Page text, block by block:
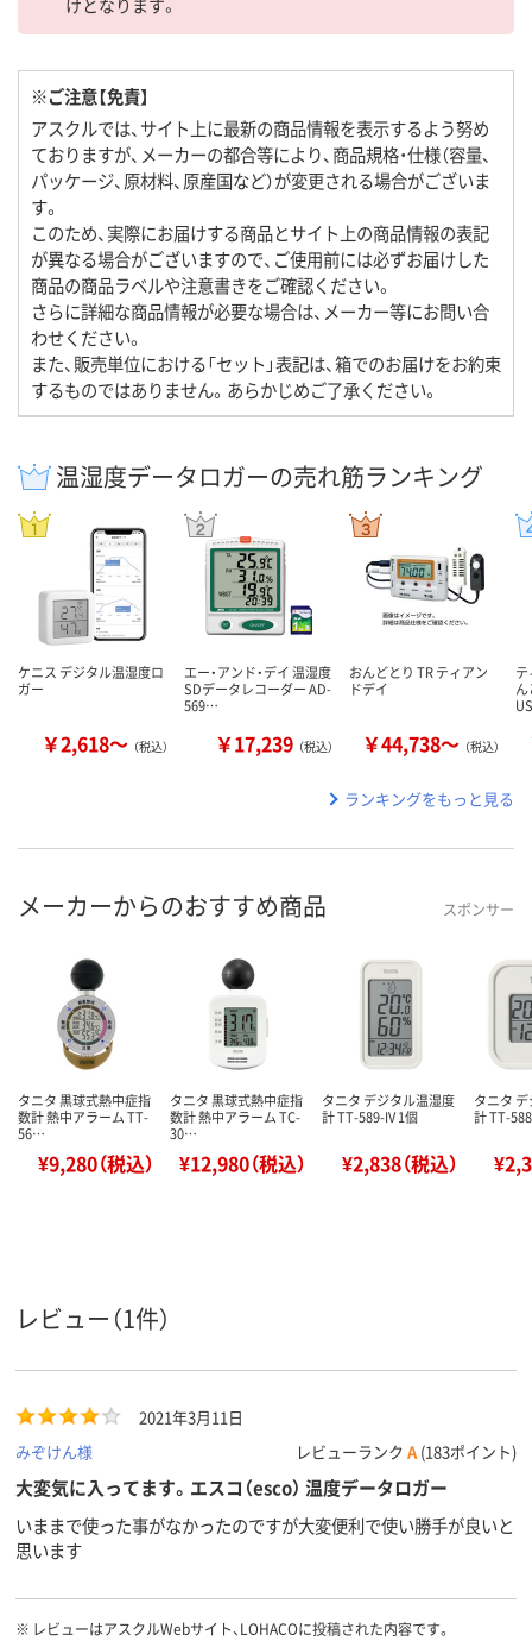
けとなります。
※ご注意【免責】
アスクルでは、サイト上に最新の商品情報を表示するよう努め
ておりますが、メーカーの都合等により、商品規格・仕様（容量、
パッケージ、原材料、原産国など）が変更される場合がございま
す。
このため、実際にお届けする商品とサイト上の商品情報の表記
が異なる場合がございますので、ご使用前には必ずお届けした
商品の商品ラベルや注意書きをご確認ください。
さらに詳細な商品情報が必要な場合は、メーカー等にお問い合
わせください。
また、販売単位における「セット」表記は、箱でのお届けをお約束
するものではありません。あらかじめご了承ください。
温湿度データロガーの売れ筋ランキング
ケニス デジタル温湿度ロ
ガー
￥2,618～ （税込）
エー・アンド・デイ 温湿度
SDデータレコーダー AD-
569…
￥17,239 （税込）
おんどとり TR ティアン
ドデイ
￥44,738～ （税込）
テ
ランキングをもっと見る
メーカーからのおすすめ商品 スポンサー
タニタ 黒球式熱中症指
数計 熱中アラーム TT-
56…
¥9,280（税込）
タニタ 黒球式熱中症指
数計 熱中アラーム TC-
30…
¥12,980（税込）
タニタ デジタル温湿度
計 TT-589-IV 1個
¥2,838（税込）
タニタ
計 TT-
レビュー（1件）
2021年3月11日
みぞけん様
レビューランク A (183ポイント)
大変気に入ってます。エスコ（esco） 温度データロガー
いままで使った事がなかったのですが大変便利で使い勝手が良いと
思います
※ レビューはアスクルWebサイト、LOHACOに投稿された内容です。